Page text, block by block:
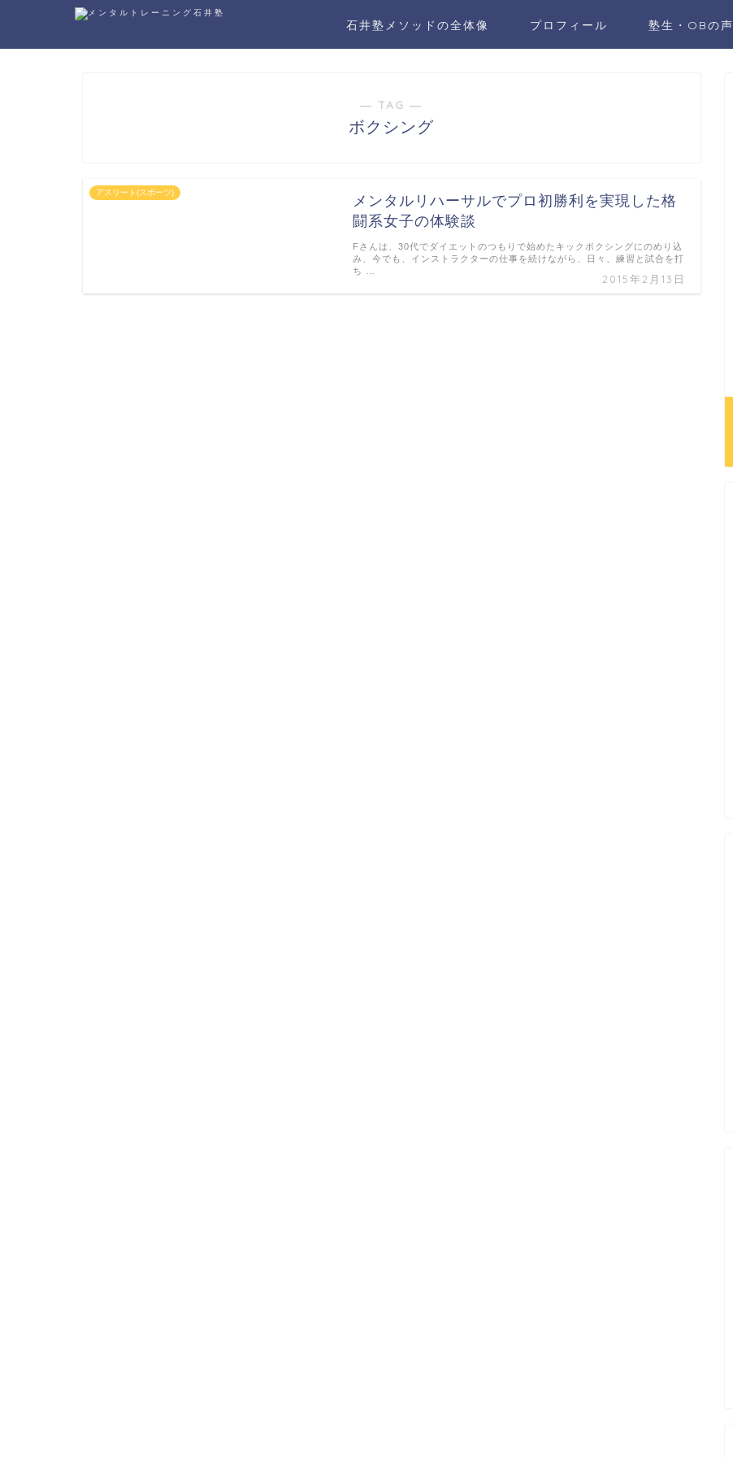
石井塾メソッドの全体像 プロフィール 塾生・OBの声
― TAG ―
ボクシング
アスリート(スポーツ)
メンタルリハーサルでプロ初勝利を実現した格
闘系女子の体験談
2015年2月13日
Fさんは、30代でダイエットのつもりで始めたキックボクシングにのめり込
み、今でも、インストラクターの仕事を続けながら、日々、練習と試合を打
ち …